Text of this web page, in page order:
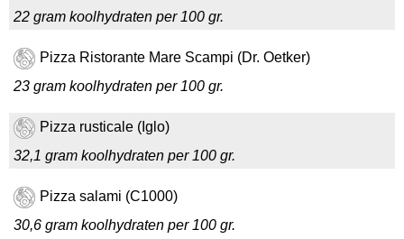
22 gram koolhydraten per 100 gr.
Pizza Ristorante Mare Scampi (Dr. Oetker)
23 gram koolhydraten per 100 gr.
Pizza rusticale (Iglo)
32,1 gram koolhydraten per 100 gr.
Pizza salami (C1000)
30,6 gram koolhydraten per 100 gr.